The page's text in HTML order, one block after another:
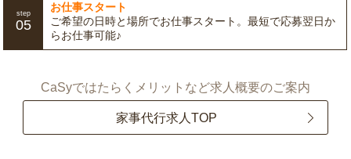
step
05
お仕事スタート
ご希望の日時と場所でお仕事スタート。最短で応募翌日か
らお仕事可能♪
CaSyではたらくメリットなど求人概要のご案内
家事代行求人TOP